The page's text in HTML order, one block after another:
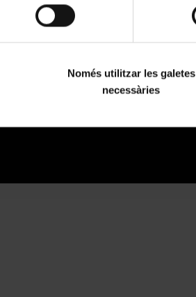
Només utilitzar les galetes
necessàries